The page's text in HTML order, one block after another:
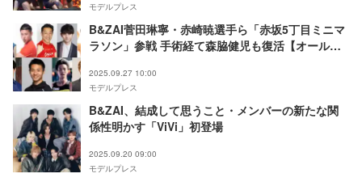
モデルプレス
B&ZAI菅田琳寧・赤崎暁選手ら「赤坂5丁目ミニマ
ラソン」参戦 手術経て森脇健児も復活【オールス
2025.09.27 10:00
モデルプレス
B&ZAI、結成して思うこと・メンバーの新たな関
係性明かす「ViVi」初登場
2025.09.20 09:00
モデルプレス